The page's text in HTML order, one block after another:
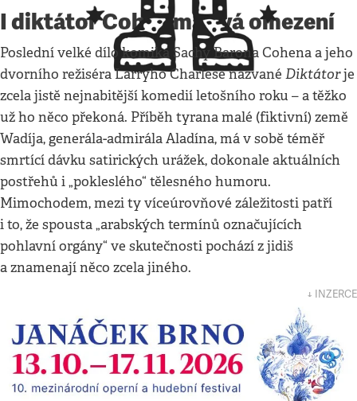
I diktátor Cohen má svá omezení
Poslední velké dílo komika Sachy Barona Cohena a jeho
dvorního režiséra Larryho Charlese nazvané Diktátorje
zcela jistě nejnabitější komedií letošního roku – a těžko
už ho něco překoná. Příběh tyrana malé (fiktivní) země
Wadíja, generála-admirála Aladína, má v sobě téměř
smrtící dávku satirických urážek, dokonale aktuálních
postřehů i „pokleslého“ tělesného humoru.
Mimochodem, mezi ty víceúrovňové záležitosti patří
i to, že spousta „arabských termínů označujících
pohlavní orgány“ ve skutečnosti pochází z jidiš
a znamenají něco zcela jiného.
↓ INZERCE